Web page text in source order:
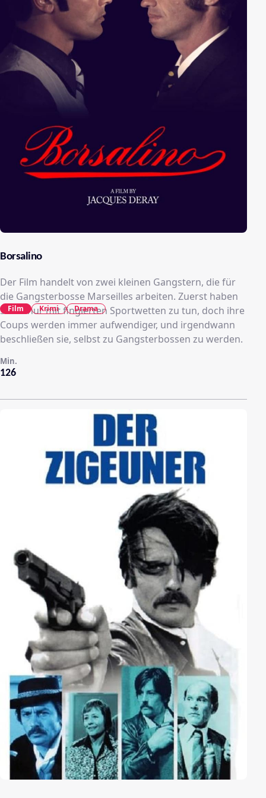
Borsalino
Der Film handelt von zwei kleinen Gangstern, die für
die Gangsterbosse Marseilles arbeiten. Zuerst haben
sie es nur mit fingierten Sportwetten zu tun, doch ihre
Coups werden immer aufwendiger, und irgendwann
beschließen sie, selbst zu Gangsterbossen zu werden.
126
Min.
Film Krimi Drama